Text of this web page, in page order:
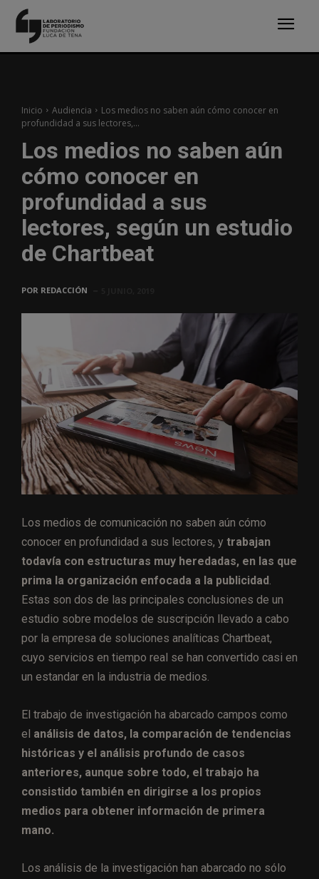
Inicio Audiencia
Los medios no saben aún cómo conocer en
profundidad a sus lectores,...
Los medios no saben aún
cómo conocer en
profundidad a sus
lectores, según un estudio
de Chartbeat
POR REDACCIÓN
Los medios de comunicación no saben aún cómo
conocer en profundidad a sus lectores, y trabajan
todavía con estructuras muy heredadas, en las que
prima la organización enfocada a la publicidad
Estas son dos de las principales conclusiones de un
estudio sobre modelos de suscripción llevado a cabo
por la empresa de soluciones analíticas Chartbeat,
cuyo servicios en tiempo real se han convertido casi en
un estandar en la industria de medios.
El trabajo de investigación ha abarcado campos como
el análisis de datos, la comparación de tendencias
históricas y el análisis profundo de casos
anteriores, aunque sobre todo, el trabajo ha
consistido también en dirigirse a los propios
medios para obtener información de primera
mano.
Los análisis de la investigación han abarcado no sólo